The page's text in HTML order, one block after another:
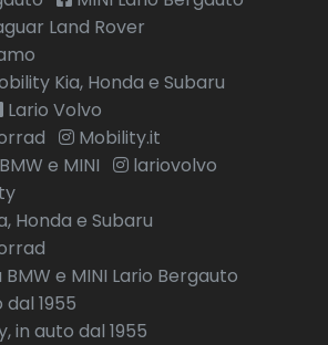
Land Rover
Kia, Honda e Subaru
Lario Volvo
Mobility.it
e MINI
lariovolvo
Honda e Subaru
e MINI Lario Bergauto
1955
in auto dal 1955